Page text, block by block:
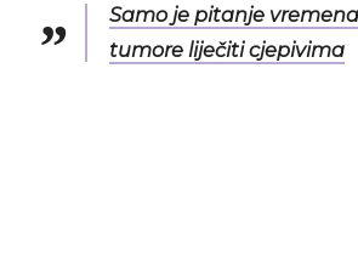
Samo je pitanje
tumore liječiti cjepivima